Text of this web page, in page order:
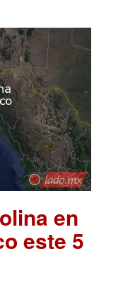
en
este 5